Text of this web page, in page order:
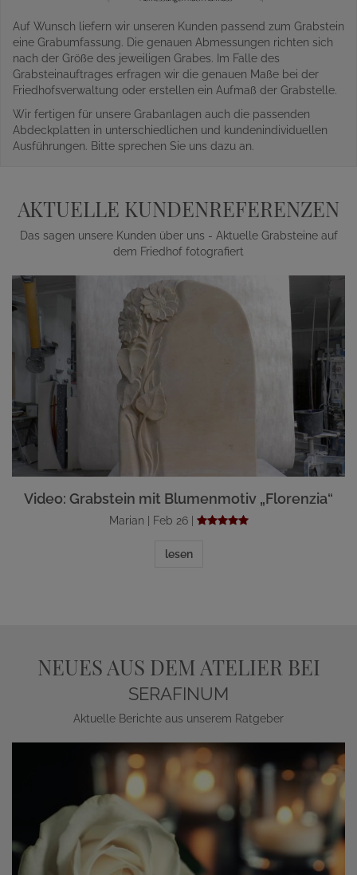
Auf Wunsch liefern wir unseren Kunden passend zum Grabstein
eine Grabumfassung. Die genauen Abmessungen richten sich
nach der Größe des jeweiligen Grabes. Im Falle des
Grabsteinauftrages erfragen wir die genauen Maße bei der
Friedhofsverwaltung oder erstellen ein Aufmaß der Grabstelle.
Wir fertigen für unsere Grabanlagen auch die passenden
Abdeckplatten in unterschiedlichen und kundenindividuellen
Ausführungen. Bitte sprechen Sie uns dazu an.
AKTUELLE KUNDENREFERENZEN
Das sagen unsere Kunden über uns - Aktuelle Grabsteine auf
dem Friedhof fotografiert
Video: Grabstein mit Blumenmotiv „Florenzia“
Marian | Feb 26 |
lesen
NEUES AUS DEM ATELIER BEI
SERAFINUM
Aktuelle Berichte aus unserem Ratgeber